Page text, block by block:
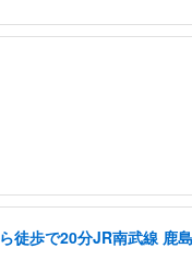
徒歩で20分JR南武線 鹿